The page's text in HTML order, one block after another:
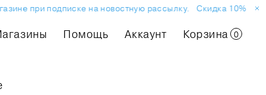
при подписке на новостную рассылку. Скидка 10% на
Помощь Аккаунт Корзина 0